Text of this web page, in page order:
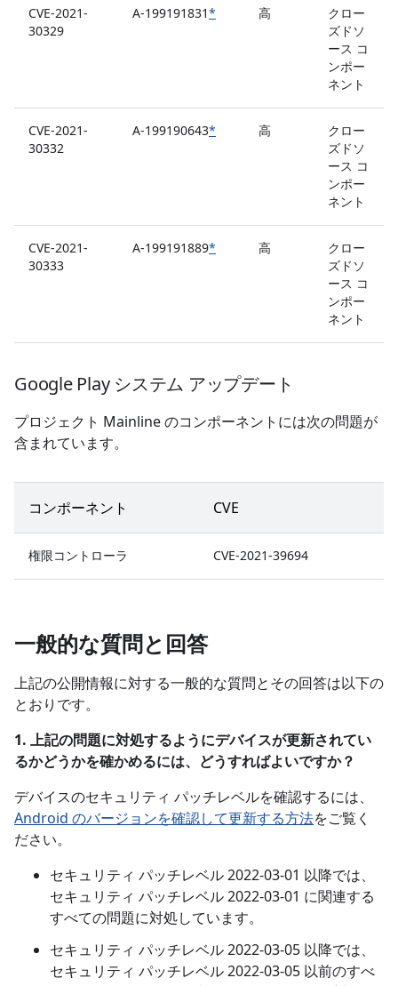
CVE-2021-
30329
A-199191831* 高
クロー
ズドソ
ース コ
ンポー
ネント
CVE-2021-
30332
A-199190643* 高
クロー
ズドソ
ース コ
ンポー
ネント
CVE-2021-
30333
A-199191889* 高
クロー
ズドソ
ース コ
ンポー
ネント
Google Play システム アップデート
プロジェクト Mainline のコンポーネントには次の問題が
含まれています。
コンポーネント CVE
権限コントローラ CVE-2021-39694
一般的な質問と回答
上記の公開情報に対する一般的な質問とその回答は以下の
とおりです。
1. 上記の問題に対処するようにデバイスが更新されてい
るかどうかを確かめるには、どうすればよいですか？
デバイスのセキュリティ パッチレベルを確認するには、
Android のバージョンを確認して更新する方法をご覧く
ださい。
セキュリティ パッチレベル 2022-03-01 以降では、
セキュリティ パッチレベル 2022-03-01 に関連する
すべての問題に対処しています。
セキュリティ パッチレベル 2022-03-05 以降では、
セキュリティ パッチレベル 2022-03-05 以前のすべ